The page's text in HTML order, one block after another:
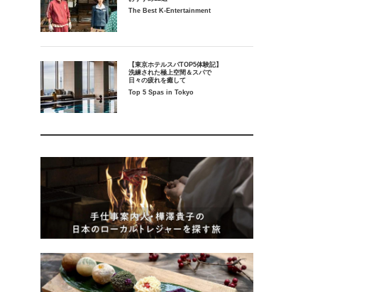
The Best K-Entertainment
【東京ホテルスパTOP5体験記】
洗練された極上空間＆スパで
日々の疲れを癒して
Top 5 Spas in Tokyo